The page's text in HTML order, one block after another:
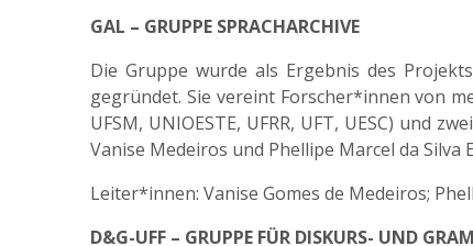
GAL – GRUPPE SPRACHARCHIVE
Die Gruppe wurde als Ergebnis des
gegründet. Sie vereint Forscher*innen von
UFSM, UNIOESTE, UFRR, UFT, UESC) und
Vanise Medeiros und Phellipe Marcel da Silva
Leiter*innen: Vanise Gomes de Medeiros;
D&G-UFF – GRUPPE FÜR DISKURS- UND